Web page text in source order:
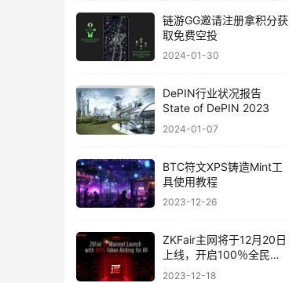
链游GG邀请注册拿积分获
取免费空投
2024-01-30
DePIN行业状况报告
State of DePIN 2023
2024-01-07
BTC符文XPS铸造Mint工
具使用教程
2023-12-26
ZKFair主网将于12月20日
上线，开启100％全民空
投
2023-12-18